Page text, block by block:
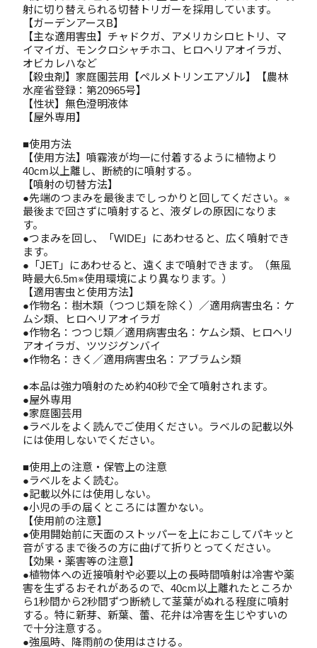
射に切り替えられる切替トリガーを採用しています。
【ガーデンアースB】
【主な適用害虫】チャドクガ、アメリカシロヒトリ、マ
イマイガ、モンクロシャチホコ、ヒロヘリアオイラガ、
オビカレハなど
【殺虫剤】家庭園芸用【ペルメトリンエアゾル】【農林
水産省登録：第20965号】
【性状】無色澄明液体
【屋外専用】
■使用方法
【使用方法】噴霧液が均一に付着するように植物より
40cm以上離し、断続的に噴射する。
【噴射の切替方法】
●先端のつまみを最後までしっかりと回してください。※
最後まで回さずに噴射すると、液ダレの原因になりま
す。
●つまみを回し、「WIDE」にあわせると、広く噴射でき
ます。
●「JET」にあわせると、遠くまで噴射できます。（無風
時最大6.5m※使用環境により異なります。）
【適用害虫と使用方法】
●作物名：樹木類（つつじ類を除く）／適用病害虫名：ケ
ムシ類、ヒロヘリアオイラガ
●作物名：つつじ類／適用病害虫名：ケムシ類、ヒロヘリ
アオイラガ、ツツジグンバイ
●作物名：きく／適用病害虫名：アブラムシ類
●本品は強力噴射のため約40秒で全て噴射されます。
●屋外専用
●家庭園芸用
●ラベルをよく読んでご使用ください。ラベルの記載以外
には使用しないでください。
■使用上の注意・保管上の注意
●ラベルをよく読む。
●記載以外には使用しない。
●小児の手の届くところには置かない。
【使用前の注意】
●使用開始前に天面のストッパーを上におこしてパキッと
音がするまで後ろの方に曲げて折りとってください。
【効果・薬害等の注意】
●植物体への近接噴射や必要以上の長時間噴射は冷害や薬
害を生ずるおそれがあるので、40cm以上離れたところか
ら1秒間から2秒間ずつ断続して茎葉がぬれる程度に噴射
する。特に新芽、新葉、蕾、花弁は冷害を生じやすいの
で十分注意する。
●強風時、降雨前の使用はさける。